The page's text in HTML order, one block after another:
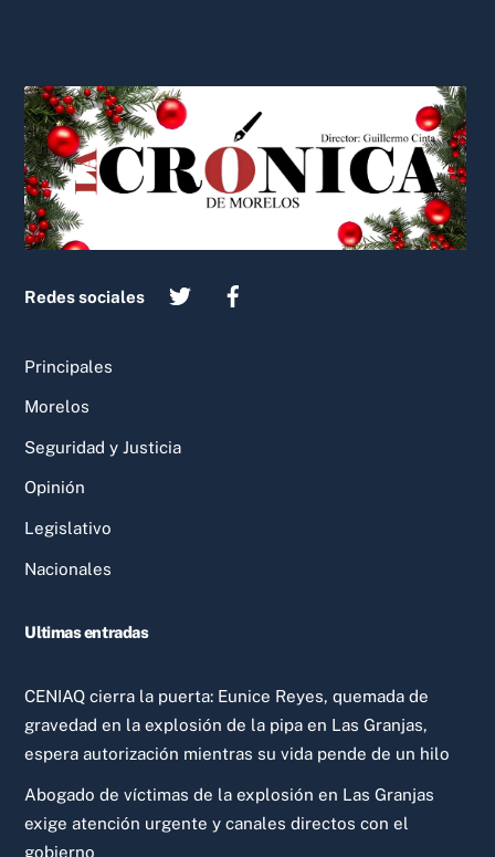
To
Top
Redes sociales
Principales
Morelos
Seguridad y Justicia
Opinión
Legislativo
Nacionales
Ultimas entradas
CENIAQ cierra la puerta: Eunice Reyes, quemada de
gravedad en la explosión de la pipa en Las Granjas,
espera autorización mientras su vida pende de un hilo
Abogado de víctimas de la explosión en Las Granjas
exige atención urgente y canales directos con el
gobierno